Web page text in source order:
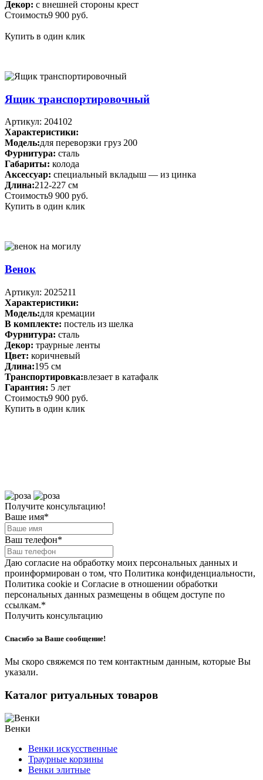
Декор: с внешней стороны крест
Стоимость9 900 руб.
Купить в один клик
Ящик транспортировочный
Артикул: 204102
Характеристики:
Модель:для переворзки груз 200
Фурнитура: сталь
Габариты: колода
Аксессуар: специальный вкладыш — из цинка
Длина:212-227 см
Стоимость9 900 руб.
Купить в один клик
Венок
Артикул: 2025211
Характеристики:
Модель:для кремации
В комплекте: постель из шелка
Фурнитура: сталь
Декор: траурные ленты
Цвет: коричневый
Длина:195 см
Транспортировка:влезает в катафалк
Гарантия: 5 лет
Стоимость9 900 руб.
Купить в один клик
Получите консультацию!
Ваше имя*
Ваш телефон*
Даю согласие на обработку моих персональных данных и
проинформирован о том, что Политика конфиденциальности,
Политика cookie и Согласие в отношении обработки
персональных данных размещены в общем доступе по
ссылкам.*
Получить консультацию
Спасибо за Ваше сообщение!
Мы скоро свяжемся по тем контактным данным, которые Вы
указали.
Каталог ритуальных товаров
Венки
Венки искусственные
Траурные корзины
Венки элитные